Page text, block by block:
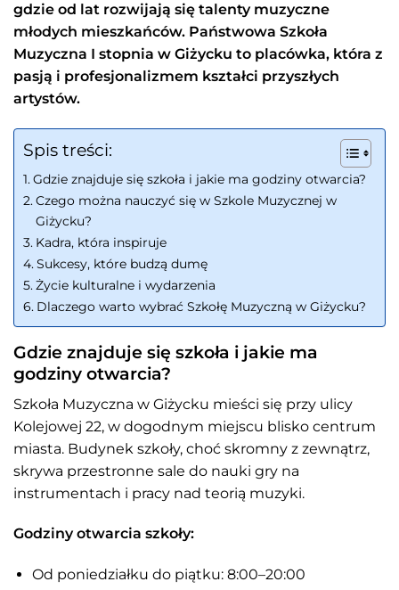
gdzie od lat rozwijają się talenty muzyczne
młodych mieszkańców. Państwowa Szkoła
Muzyczna I stopnia w Giżycku to placówka, która z
pasją i profesjonalizmem kształci przyszłych
artystów.
Spis treści:
Gdzie znajduje się szkoła i jakie ma godziny otwarcia?
Czego można nauczyć się w Szkole Muzycznej w
Giżycku?
Kadra, która inspiruje
Sukcesy, które budzą dumę
Życie kulturalne i wydarzenia
Dlaczego warto wybrać Szkołę Muzyczną w Giżycku?
Gdzie znajduje się szkoła i jakie ma
godziny otwarcia?
Szkoła Muzyczna w Giżycku mieści się przy ulicy
Kolejowej 22, w dogodnym miejscu blisko centrum
miasta. Budynek szkoły, choć skromny z zewnątrz,
skrywa przestronne sale do nauki gry na
instrumentach i pracy nad teorią muzyki.
Godziny otwarcia szkoły:
Od poniedziałku do piątku: 8:00–20:00